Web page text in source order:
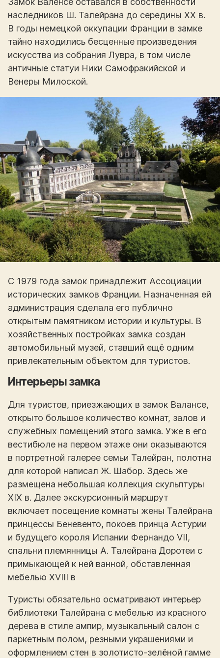
наследников Ш. Талейрана до середины XX в.
В годы немецкой оккупации Франции в замке
тайно находились бесценные произведения
искусства из собрания Лувра, в том числе
античные статуи Ники Самофракийской и
Венеры Милоской.
С 1979 года замок принадлежит Ассоциации
исторических замков Франции. Назначенная ей
администрация сделала его публично
открытым памятником истории и культуры. В
хозяйственных постройках замка создан
автомобильный музей, ставший ещё одним
привлекательным объектом для туристов.
Интерьеры замка
Для туристов, приезжающих в замок Валансе,
открыто большое количество комнат, залов и
служебных помещений этого замка. Уже в его
вестибюле на первом этаже они оказываются
в портретной галерее семьи Талейран, полотна
для которой написал Ж. Шабор. Здесь же
размещена небольшая коллекция скульптуры
XIX в. Далее экскурсионный маршрут
включает посещение комнаты жены Талейрана
принцессы Беневенто, покоев принца Астурии
и будущего короля Испании Фернандо VII,
спальни племянницы А. Талейрана Доротеи с
примыкающей к ней ванной, обставленная
мебелью XVIII в
Туристы обязательно осматривают интерьер
библиотеки Талейрана с мебелью из красного
дерева в стиле ампир, музыкальный салон с
паркетным полом, резными украшениями и
оформлением стен в золотисто-зелёной гамме